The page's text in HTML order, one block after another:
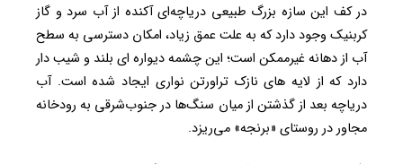
در کف این سازه بزرگ طبیعی دریاچه‌ای آکنده از آب سرد و گاز
کربنیک وجود دارد که به علت عمق زیاد، امکان دسترسی به سطح
آب از دهانه غیرممکن است؛ این چشمه دیواره ای بلند و شیب دار
دارد که از لایه های نازک تراورتن نواری ایجاد شده است. آب
دریاچه بعد از گذشتن از میان سنگ‌ها در جنوب‌شرقی به رودخانه
مجاور در روستای «برنجه» می‌ریزد.